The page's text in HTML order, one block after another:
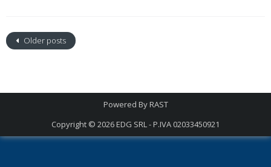
Older posts
Powered ByRAST
Copyright © 2026EDG SRL - P.IVA 02033450921